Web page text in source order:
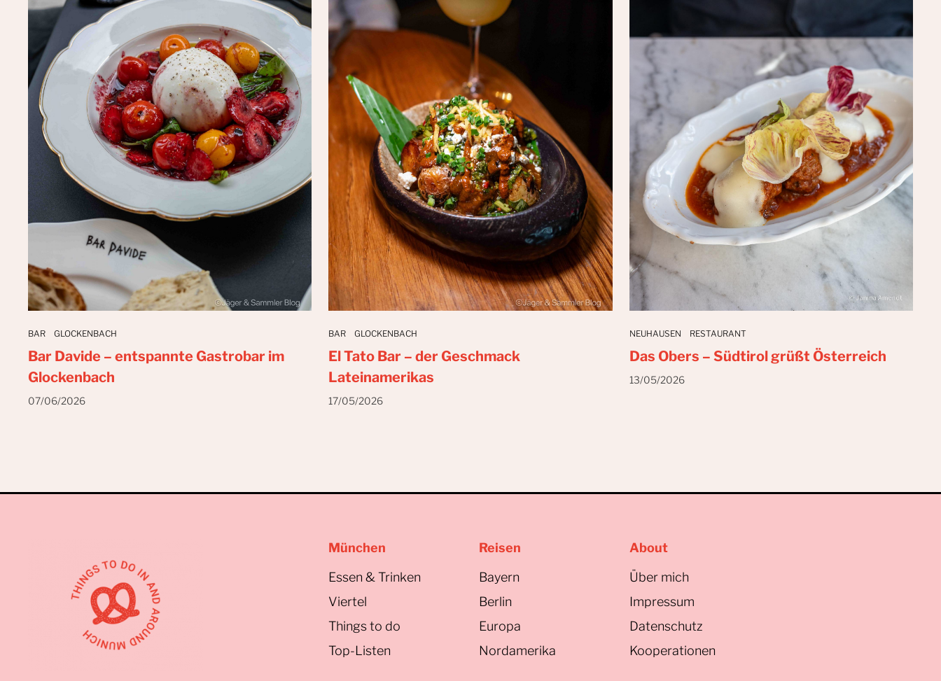
BAR GLOCKENBACH
Bar Davide – entspannte Gastrobar im
Glockenbach
07/06/2026
BAR GLOCKENBACH
El Tato Bar – der Geschmack
Lateinamerikas
17/05/2026
NEUHAUSEN RESTAURANT
Das Obers – Südtirol grüßt Österreich
13/05/2026
München
Essen & Trinken
Viertel
Things to do
Top-Listen
Reisen
Bayern
Berlin
Europa
Nordamerika
About
Über mich
Impressum
Datenschutz
Kooperationen